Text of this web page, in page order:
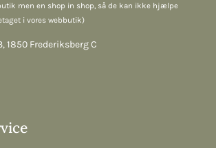
men en shop in shop, så de kan ikke hjælpe
i vores webbutik)
1850 Frederiksberg C